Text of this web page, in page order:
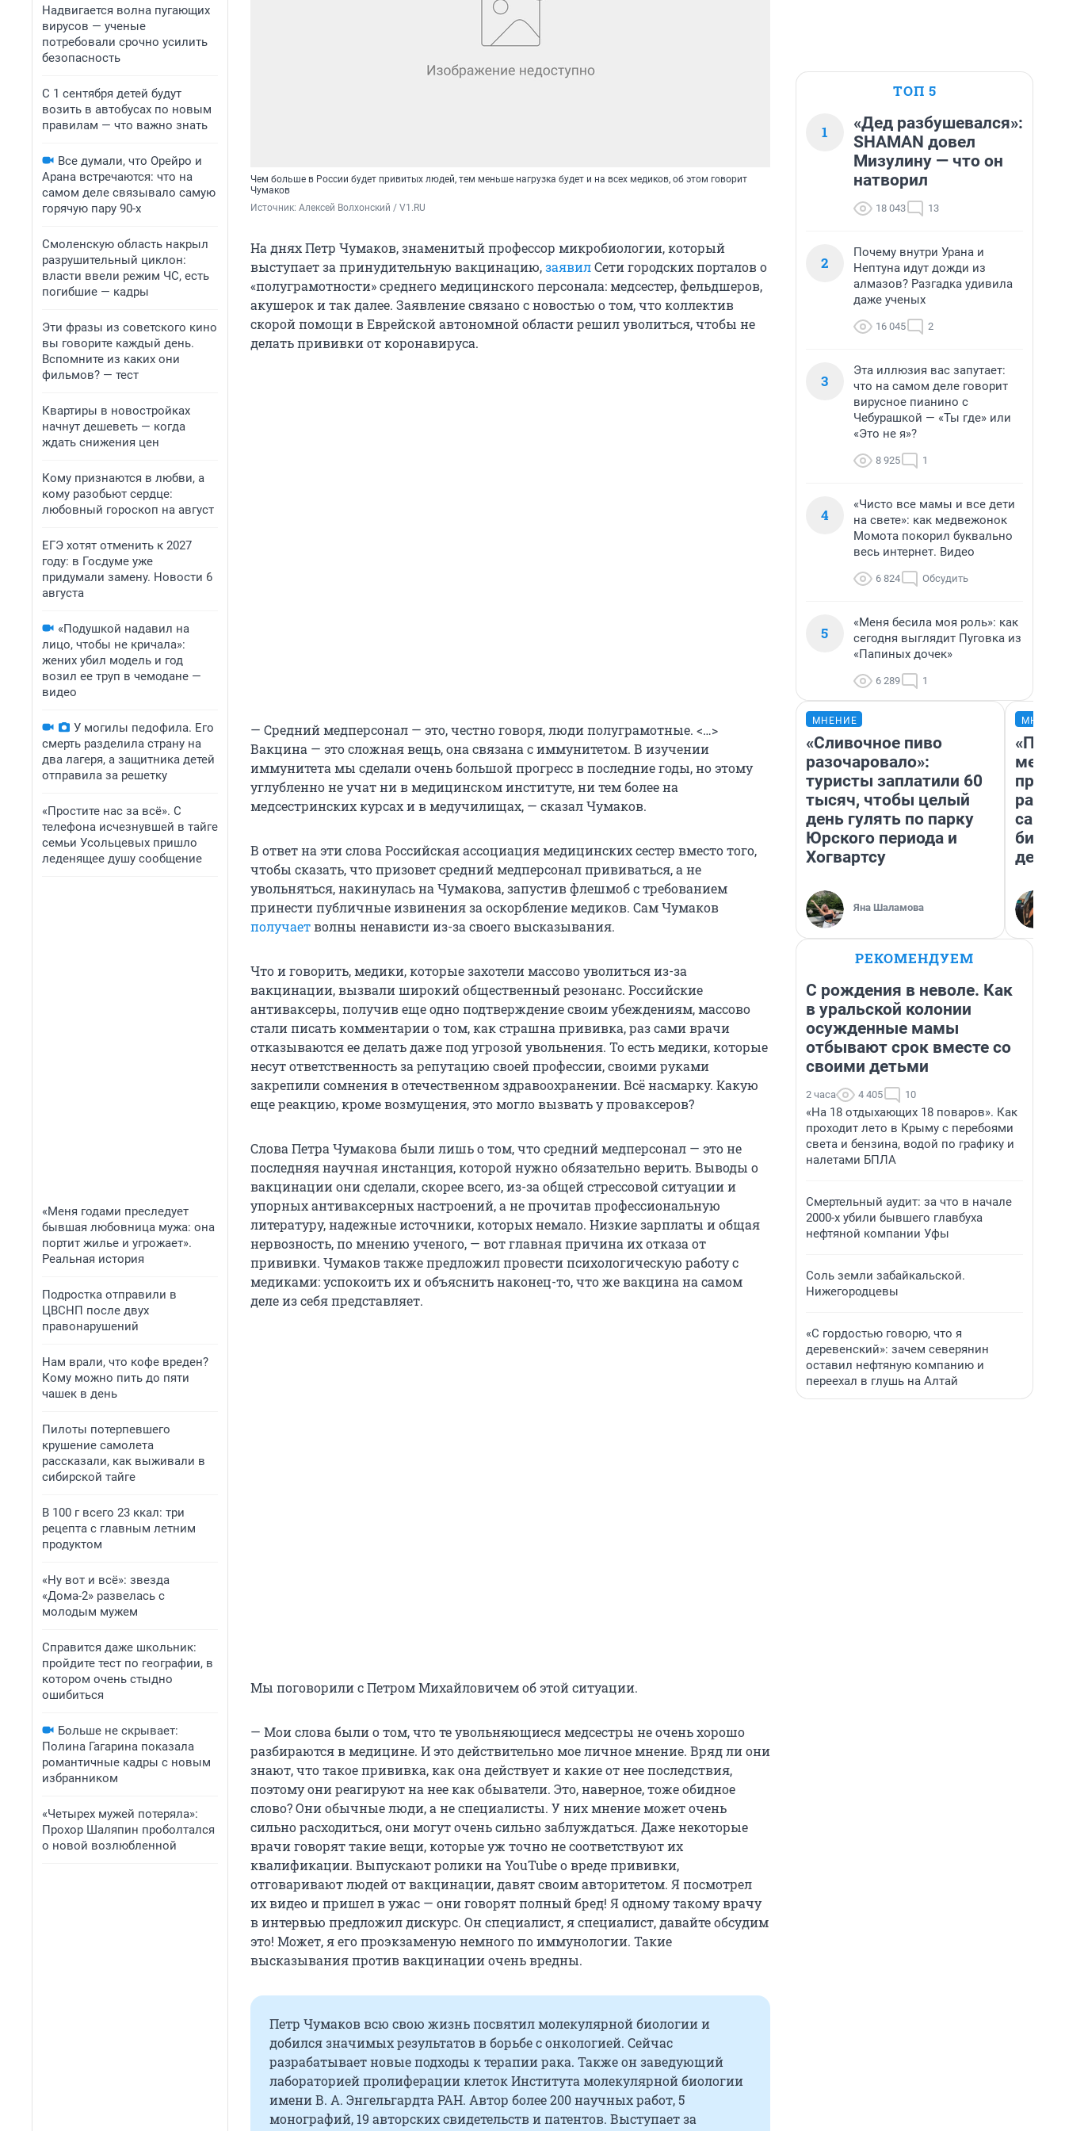
Надвигается волна пугающих
вирусов — ученые
потребовали срочно усилить
безопасность
С 1 сентября детей будут
возить в автобусах по новым
правилам — что важно знать
Все думали, что Орейро и
Арана встречаются: что на
самом деле связывало самую
горячую пару 90-х
Смоленскую область накрыл
разрушительный циклон:
власти ввели режим ЧС, есть
погибшие — кадры
Эти фразы из советского кино
вы говорите каждый день.
Вспомните из каких они
фильмов? — тест
Квартиры в новостройках
начнут дешеветь — когда
ждать снижения цен
Кому признаются в любви, а
кому разобьют сердце:
любовный гороскоп на август
ЕГЭ хотят отменить к 2027
году: в Госдуме уже
придумали замену. Новости 6
августа
«Подушкой надавил на
лицо, чтобы не кричала»:
жених убил модель и год
возил ее труп в чемодане —
видео
У могилы педофила. Его
смерть разделила страну на
два лагеря, а защитника детей
отправила за решетку
«Простите нас за всё». С
телефона исчезнувшей в тайге
семьи Усольцевых пришло
леденящее душу сообщение
«Меня годами преследует
бывшая любовница мужа: она
портит жилье и угрожает».
Реальная история
Подростка отправили в
ЦВСНП после двух
правонарушений
Нам врали, что кофе вреден?
Кому можно пить до пяти
чашек в день
Пилоты потерпевшего
крушение самолета
рассказали, как выживали в
сибирской тайге
В 100 г всего 23 ккал: три
рецепта с главным летним
продуктом
«Ну вот и всё»: звезда
«Дома-2» развелась с
молодым мужем
Справится даже школьник:
пройдите тест по географии, в
котором очень стыдно
ошибиться
Больше не скрывает:
Полина Гагарина показала
романтичные кадры с новым
избранником
«Четырех мужей потеряла»:
Прохор Шаляпин проболтался
о новой возлюбленной
Чем больше в России будет привитых людей, тем меньше нагрузка будет и на всех медиков, об этом говорит
Чумаков
Источник: Алексей Волхонский / V1.RU
На днях Петр Чумаков, знаменитый профессор микробиологии, который
выступает за принудительную вакцинацию,заявилСети городских порталов о
«полуграмотности» среднего медицинского персонала: медсестер, фельдшеров,
акушерок и так далее. Заявление связано с новостью о том, что коллектив
скорой помощи в Еврейской автономной области решил уволиться, чтобы не
делать прививки от коронавируса.
— Средний медперсонал — это, честно говоря, люди полуграмотные. <…>
Вакцина — это сложная вещь, она связана с иммунитетом. В изучении
иммунитета мы сделали очень большой прогресс в последние годы, но этому
углубленно не учат ни в медицинском институте, ни тем более на
медсестринских курсах и в медучилищах, — сказал Чумаков.
В ответ на эти слова Российская ассоциация медицинских сестер вместо того,
чтобы сказать, что призовет средний медперсонал прививаться, а не
увольняться, накинулась на Чумакова, запустив флешмоб с требованием
принести публичные извинения за оскорбление медиков. Сам Чумаков
получаетволны ненависти из-за своего высказывания.
Что и говорить, медики, которые захотели массово уволиться из-за
вакцинации, вызвали широкий общественный резонанс. Российские
антиваксеры, получив еще одно подтверждение своим убеждениям, массово
стали писать комментарии о том, как страшна прививка, раз сами врачи
отказываются ее делать даже под угрозой увольнения. То есть медики, которые
несут ответственность за репутацию своей профессии, своими руками
закрепили сомнения в отечественном здравоохранении. Всё насмарку. Какую
еще реакцию, кроме возмущения, это могло вызвать у проваксеров?
Слова Петра Чумакова были лишь о том, что средний медперсонал — это не
последняя научная инстанция, которой нужно обязательно верить. Выводы о
вакцинации они сделали, скорее всего, из-за общей стрессовой ситуации и
упорных антиваксерных настроений, а не прочитав профессиональную
литературу, надежные источники, которых немало. Низкие зарплаты и общая
нервозность, по мнению ученого, — вот главная причина их отказа от
прививки. Чумаков также предложил провести психологическую работу с
медиками: успокоить их и объяснить наконец-то, что же вакцина на самом
деле из себя представляет.
Мы поговорили с Петром Михайловичем об этой ситуации.
— Мои слова были о том, что те увольняющиеся медсестры не очень хорошо
разбираются в медицине. И это действительно мое личное мнение. Вряд ли они
знают, что такое прививка, как она действует и какие от нее последствия,
поэтому они реагируют на нее как обыватели. Это, наверное, тоже обидное
слово? Они обычные люди, а не специалисты. У них мнение может очень
сильно расходиться, они могут очень сильно заблуждаться. Даже некоторые
врачи говорят такие вещи, которые уж точно не соответствуют их
квалификации. Выпускают ролики на YouTube о вреде прививки,
отговаривают людей от вакцинации, давят своим авторитетом. Я посмотрел
их видео и пришел в ужас — они говорят полный бред! Я одному такому врачу
в интервью предложил дискурс. Он специалист, я специалист, давайте обсудим
это! Может, я его проэкзаменую немного по иммунологии. Такие
высказывания против вакцинации очень вредны.
Петр Чумаков всю свою жизнь посвятил молекулярной биологии и
добился значимых результатов в борьбе с онкологией. Сейчас
разрабатывает новые подходы к терапии рака. Также он заведующий
лабораторией пролиферации клеток Института молекулярной биологии
имени В. А. Энгельгардта РАН. Автор более 200 научных работ, 5
монографий, 19 авторских свидетельств и патентов. Выступает за
ТОП 5
1
«Дед разбушевался»:
SHAMAN довел
Мизулину — что он
натворил
18 043 13
2
Почему внутри Урана и
Нептуна идут дожди из
алмазов? Разгадка удивила
даже ученых
16 045 2
3
Эта иллюзия вас запутает:
что на самом деле говорит
вирусное пианино с
Чебурашкой — «Ты где» или
«Это не я»?
8 925 1
4
«Чисто все мамы и все дети
на свете»: как медвежонок
Момота покорил буквально
весь интернет. Видео
6 824 Обсудить
5
«Меня бесила моя роль»: как
сегодня выглядит Пуговка из
«Папиных дочек»
6 289 1
МНЕНИЕ
«Сливочное пиво
разочаровало»:
туристы заплатили 60
тысяч, чтобы целый
день гулять по парку
Юрского периода и
Хогвартсу
Яна Шаламова
РЕКОМЕНДУЕМ
С рождения в неволе. Как
в уральской колонии
осужденные мамы
отбывают срок вместе со
своими детьми
2 часа 4 405 10
«На 18 отдыхающих 18 поваров». Как
проходит лето в Крыму с перебоями
света и бензина, водой по графику и
налетами БПЛА
Смертельный аудит: за что в начале
2000-х убили бывшего главбуха
нефтяной компании Уфы
Соль земли забайкальской.
Нижегородцевы
«С гордостью говорю, что я
деревенский»: зачем северянин
оставил нефтяную компанию и
переехал в глушь на Алтай